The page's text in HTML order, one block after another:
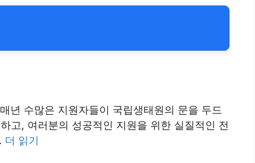
년 수많은 지원자들이 국립생태원의 문을 두드
고, 여러분의 성공적인 지원을 위한 실질적인 전
더 읽기